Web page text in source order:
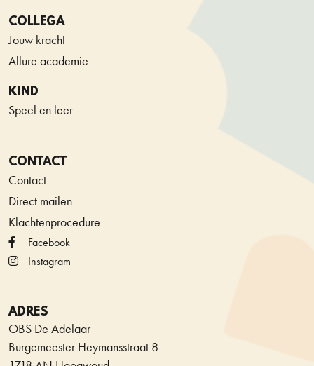
COLLEGA
Jouw kracht
Allure academie
KIND
Speel en leer
CONTACT
Contact
Direct mailen
Klachtenprocedure
Facebook
Instagram
ADRES
OBS De Adelaar
Burgemeester Heymansstraat 8